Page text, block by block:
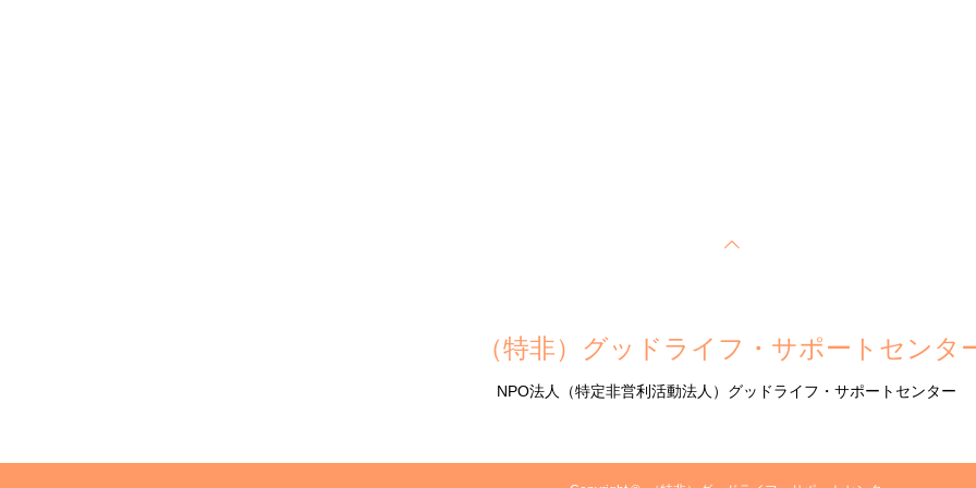
（特非）グッドライフ・サポートセンタ
NPO法人（特定非営利活動法人）グッドライフ・サポートセンター